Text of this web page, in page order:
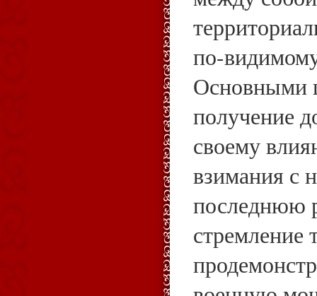
по-
Основными
получение
своему
взимания с
последнюю
стремление